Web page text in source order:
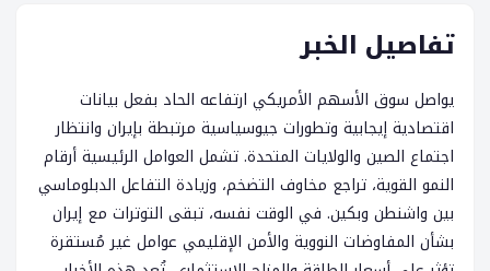
تفاصيل الخبر
يواصل سوق الأسهم الأمريكي ارتفاعه الحاد بفعل بيانات
اقتصادية إيجابية وتطورات جيوسياسية مرتبطة بإيران وانتظار
اجتماع الصين والولايات المتحدة. تشمل العوامل الرئيسية أرقام
النمو القوية، تراجع مخاوف التضخم، وزيادة التفاعل الدبلوماسي
بين واشنطن وبكين. في الوقت نفسه، تبقى التوترات مع إيران
بشأن المفاوضات النووية والأمن الإقليمي عوامل غير مُستقرة